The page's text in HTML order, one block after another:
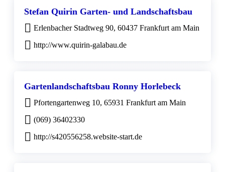
Stefan Quirin Garten- und Landschaftsbau
Erlenbacher Stadtweg 90, 60437 Frankfurt am Main
http://www.quirin-galabau.de
Gartenlandschaftsbau Ronny Horlebeck
Pfortengartenweg 10, 65931 Frankfurt am Main
(069) 36402330
http://s420556258.website-start.de